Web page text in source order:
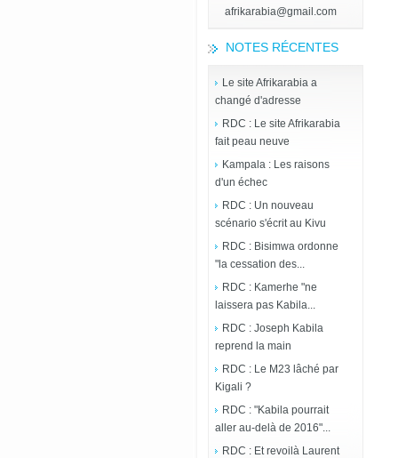
afrikarabia@gmail.com
NOTES RÉCENTES
Le site Afrikarabia a
changé d'adresse
RDC : Le site Afrikarabia
fait peau neuve
Kampala : Les raisons
d'un échec
RDC : Un nouveau
scénario s'écrit au Kivu
RDC : Bisimwa ordonne
"la cessation des...
RDC : Kamerhe "ne
laissera pas Kabila...
RDC : Joseph Kabila
reprend la main
RDC : Le M23 lâché par
Kigali ?
RDC : "Kabila pourrait
aller au-delà de 2016"...
RDC : Et revoilà Laurent